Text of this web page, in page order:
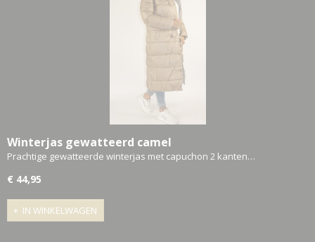
Winterjas gewatteerd camel
Prachtige gewatteerde winterjas met capuchon 2 kanten…
€ 44,95
IN WINKELWAGEN